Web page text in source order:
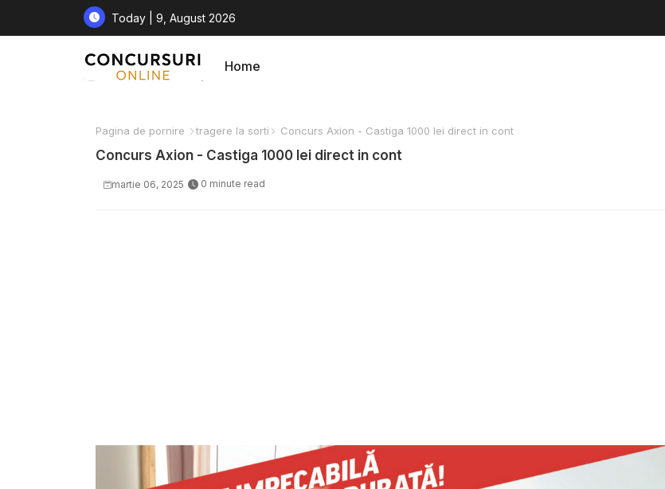
Today | 9, August 2026
Home
Pagina de pornire tragere la sorti Concurs Axion - Castiga 1000 lei direct in cont
Concurs Axion - Castiga 1000 lei direct in cont
martie 06, 2025 0 minute read